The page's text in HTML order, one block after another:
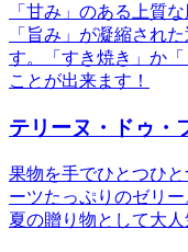
「甘み」のある上質
「旨み」が凝縮され
す。「すき焼き」か
ことが出来ます！
テリーヌ・ドゥ・
果物を手でひとつひ
ーツたっぷりのゼリ
夏の贈り物として大人